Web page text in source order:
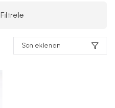
Filtrele
Son eklenen